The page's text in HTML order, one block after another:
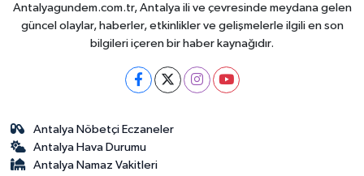
Antalyagundem.com.tr, Antalya ili ve çevresinde meydana gelen
güncel olaylar, haberler, etkinlikler ve gelişmelerle ilgili en son
bilgileri içeren bir haber kaynağıdır.
Antalya Nöbetçi Eczaneler
Antalya Hava Durumu
Antalya Namaz Vakitleri